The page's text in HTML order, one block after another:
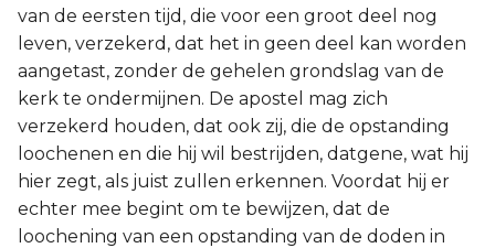
van de eersten tijd, die voor een groot deel nog
leven, verzekerd, dat het in geen deel kan worden
aangetast, zonder de gehelen grondslag van de
kerk te ondermijnen. De apostel mag zich
verzekerd houden, dat ook zij, die de opstanding
loochenen en die hij wil bestrijden, datgene, wat hij
hier zegt, als juist zullen erkennen. Voordat hij er
echter mee begint om te bewijzen, dat de
loochening van een opstanding van de doden in